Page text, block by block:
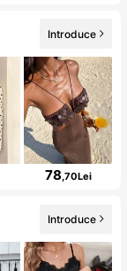
Introduce
78,70Lei
Introduce